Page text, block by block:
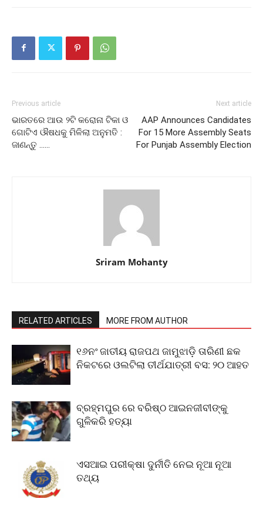
Previous article
ଭାରତରେ ଆଉ ୨ଟି କରୋନା ଟିକା ଓ
ଗୋଟିଏ ଔଷଧକୁ ମିଳିଲା ଅନୁମତି :
ଜାଣନ୍ତୁ ……
Next article
AAP Announces Candidates
For 15 More Assembly Seats
For Punjab Assembly Election
Sriram Mohanty
RELATED ARTICLES MORE FROM AUTHOR
୧୬ନଂ ଜାତୀୟ ରାଜପଥ ଜାମୁଝାଡ଼ି ତାରିଣୀ ଛକ
ନିକଟରେ ଓଲଟିଲା ତୀର୍ଥଯାତ୍ରୀ ବସ: ୨୦ ଆହତ
ବ୍ରହ୍ମପୁର ରେ ବରିଷ୍ଠ ଆଇନଜୀବୀଙ୍କୁ
ଗୁଳିକରି ହତ୍ୟା
ଏସଆଇ ପରୀକ୍ଷା ଦୁର୍ନୀତି ନେଇ ନୂଆ ନୂଆ
ତଥ୍ୟ